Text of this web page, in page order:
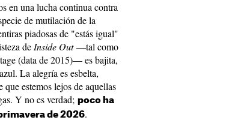
en una lucha continua contra
de mutilación de la
piadosas de "estás igual"
de Inside Out—tal como
(data de 2015)— es bajita,
La alegría es esbelta,
estemos lejos de aquellas
Y no es verdad; poco ha
de 2026.